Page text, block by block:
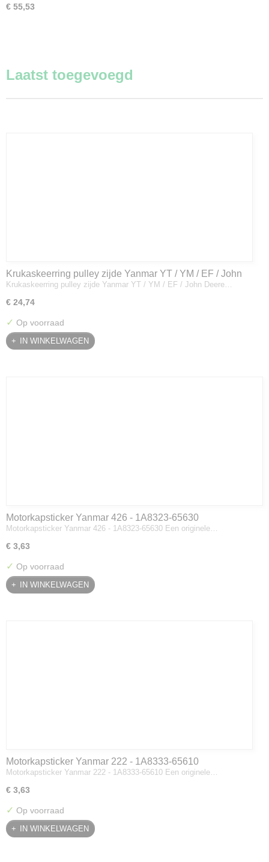
€ 55,53
Laatst toegevoegd
Krukaskeerring pulley zijde Yanmar YT / YM / EF / John
Deere - 119934-01800
Krukaskeerring pulley zijde Yanmar YT / YM / EF / John Deere…
€ 24,74
✓ Op voorraad
IN WINKELWAGEN
Motorkapsticker Yanmar 426 - 1A8323-65630
Motorkapsticker Yanmar 426 - 1A8323-65630 Een originele…
€ 3,63
✓ Op voorraad
IN WINKELWAGEN
Motorkapsticker Yanmar 222 - 1A8333-65610
Motorkapsticker Yanmar 222 - 1A8333-65610 Een originele…
€ 3,63
✓ Op voorraad
IN WINKELWAGEN